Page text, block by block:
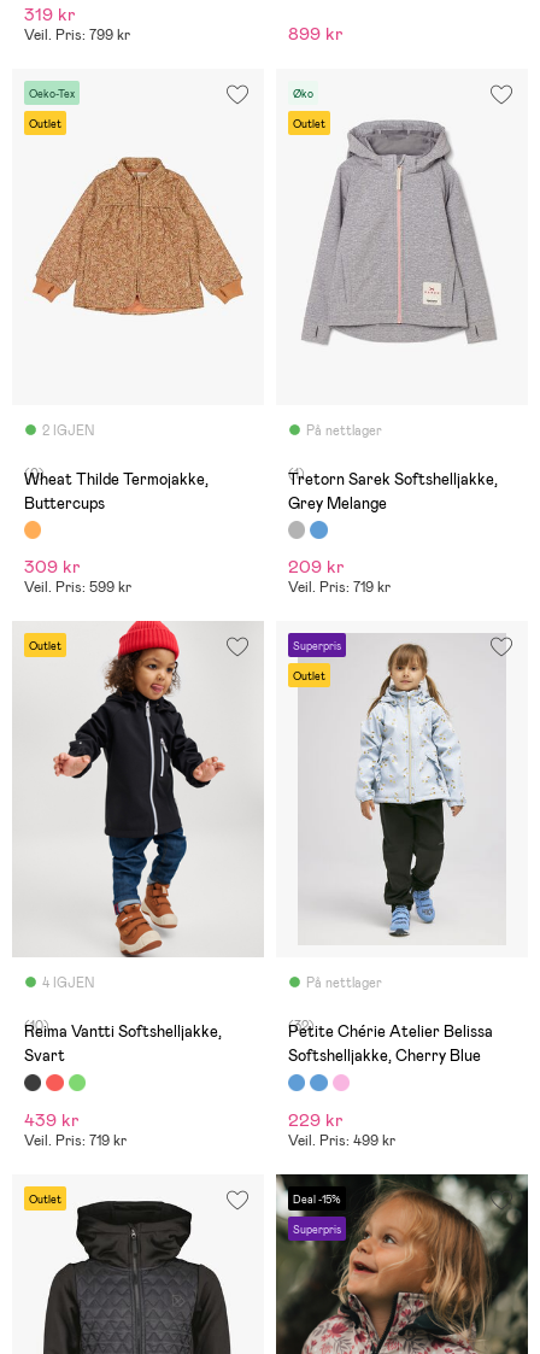
319 kr
Veil. Pris: 799 kr 899 kr
Oeko-Tex
Outlet
2 IGJEN
(0)
Wheat Thilde Termojakke,
Buttercups
309 kr
Veil. Pris: 599 kr
Øko
Outlet
På nettlager
(1)
Tretorn Sarek Softshelljakke,
Grey Melange
209 kr
Veil. Pris: 719 kr
Outlet
4 IGJEN
(10)
Reima Vantti Softshelljakke,
Svart
439 kr
Veil. Pris: 719 kr
Superpris
Outlet
På nettlager
(32)
Petite Chérie Atelier Belissa
Softshelljakke, Cherry Blue
229 kr
Veil. Pris: 499 kr
Outlet Deal -15%
Superpris